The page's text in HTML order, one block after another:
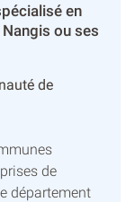
en
ou ses
de
de
département